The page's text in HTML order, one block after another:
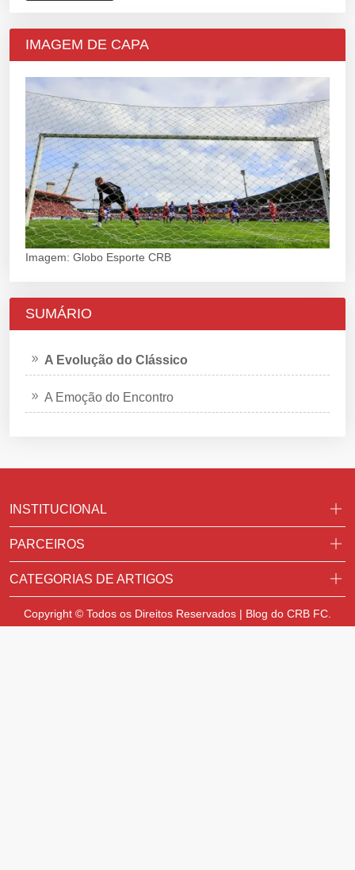
IMAGEM DE CAPA
Imagem: Globo Esporte CRB
SUMÁRIO
A Evolução do Clássico
A Emoção do Encontro
INSTITUCIONAL
PARCEIROS
CATEGORIAS DE ARTIGOS
Copyright © Todos os Direitos Reservados | Blog do CRB FC.